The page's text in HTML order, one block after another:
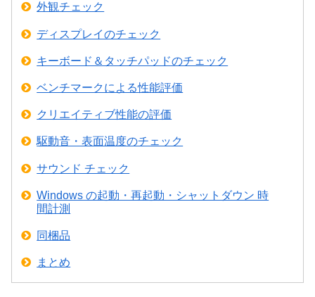
外観チェック
ディスプレイのチェック
キーボード＆タッチパッドのチェック
ベンチマークによる性能評価
クリエイティブ性能の評価
駆動音・表面温度のチェック
サウンド チェック
Windows の起動・再起動・シャットダウン 時
間計測
同梱品
まとめ